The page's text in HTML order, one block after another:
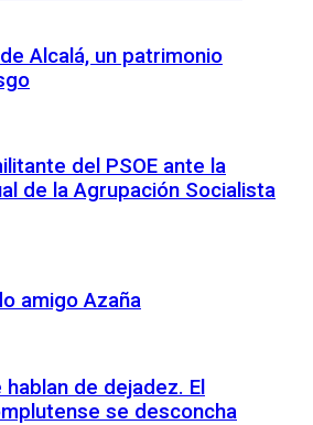
Alcalá, un patrimonio
del PSOE ante la
de la Agrupación Socialista
amigo Azaña
de dejadez. El
se desconcha